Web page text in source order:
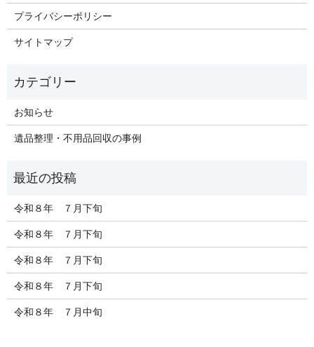
プライバシーポリシー
サイトマップ
お知らせ
遺品整理・不用品回収の事例
令和８年 ７月下旬
令和８年 ７月下旬
令和８年 ７月下旬
令和８年 ７月下旬
令和８年 ７月中旬